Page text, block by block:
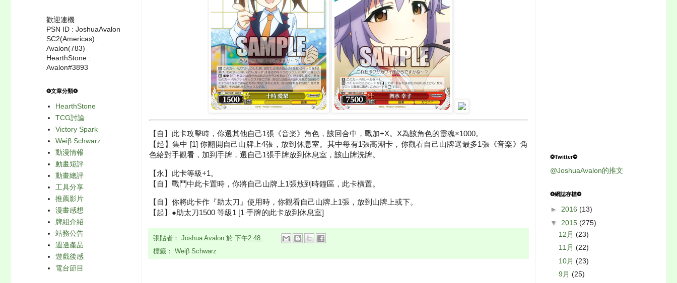
【自】此卡攻擊時，你選其他自己1張《音楽》角色，該回合中，戰加+X。X為該角色的靈魂×1000。
【起】集中 [1] 你翻開自己山牌上4張，放到休息室。其中每有1張高潮卡，你觀看自己山牌選最多1張《音楽》角
色給對手觀看，加到手牌，選自己1張手牌放到休息室，該山牌洗牌。
【永】此卡等級+1。
【自】戰鬥中此卡置時，你將自己山牌上1張放到時鐘區，此卡橫置。
【自】你將此卡作『助太刀』使用時，你觀看自己山牌上1張，放到山牌上或下。
【起】●助太刀1500 等級1 [1 手牌的此卡放到休息室]
張貼者： Joshua Avalon 於 下午2:48
標籤： Weiβ Schwarz
歡迎連機
PSN ID : JoshuaAvalon
SC2(Americas) :
Avalon(783)
HearthStone :
Avalon#3893
❂文章分類❂
HearthStone
TCG討論
Victory Spark
Weiβ Schwarz
動漫情報
動畫短評
動畫總評
工具分享
推薦影片
漫畫感想
牌組介紹
站務公告
週邊產品
遊戲後感
電台節目
❂Twitter❂
@JoshuaAvalon的推文
❂網誌存檔❂
► 2016 (13)
▼ 2015 (275)
12月 (23)
11月 (22)
10月 (23)
9月 (25)